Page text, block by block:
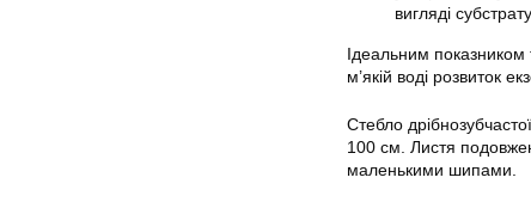
вигляді
Ідеальним
м’якій воді розвиток
Стебло
100 см. Листя
маленькими шипами.